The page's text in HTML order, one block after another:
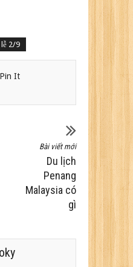
2/9
Bài viết mới
Du lịch
Penang
Malaysia có
gì